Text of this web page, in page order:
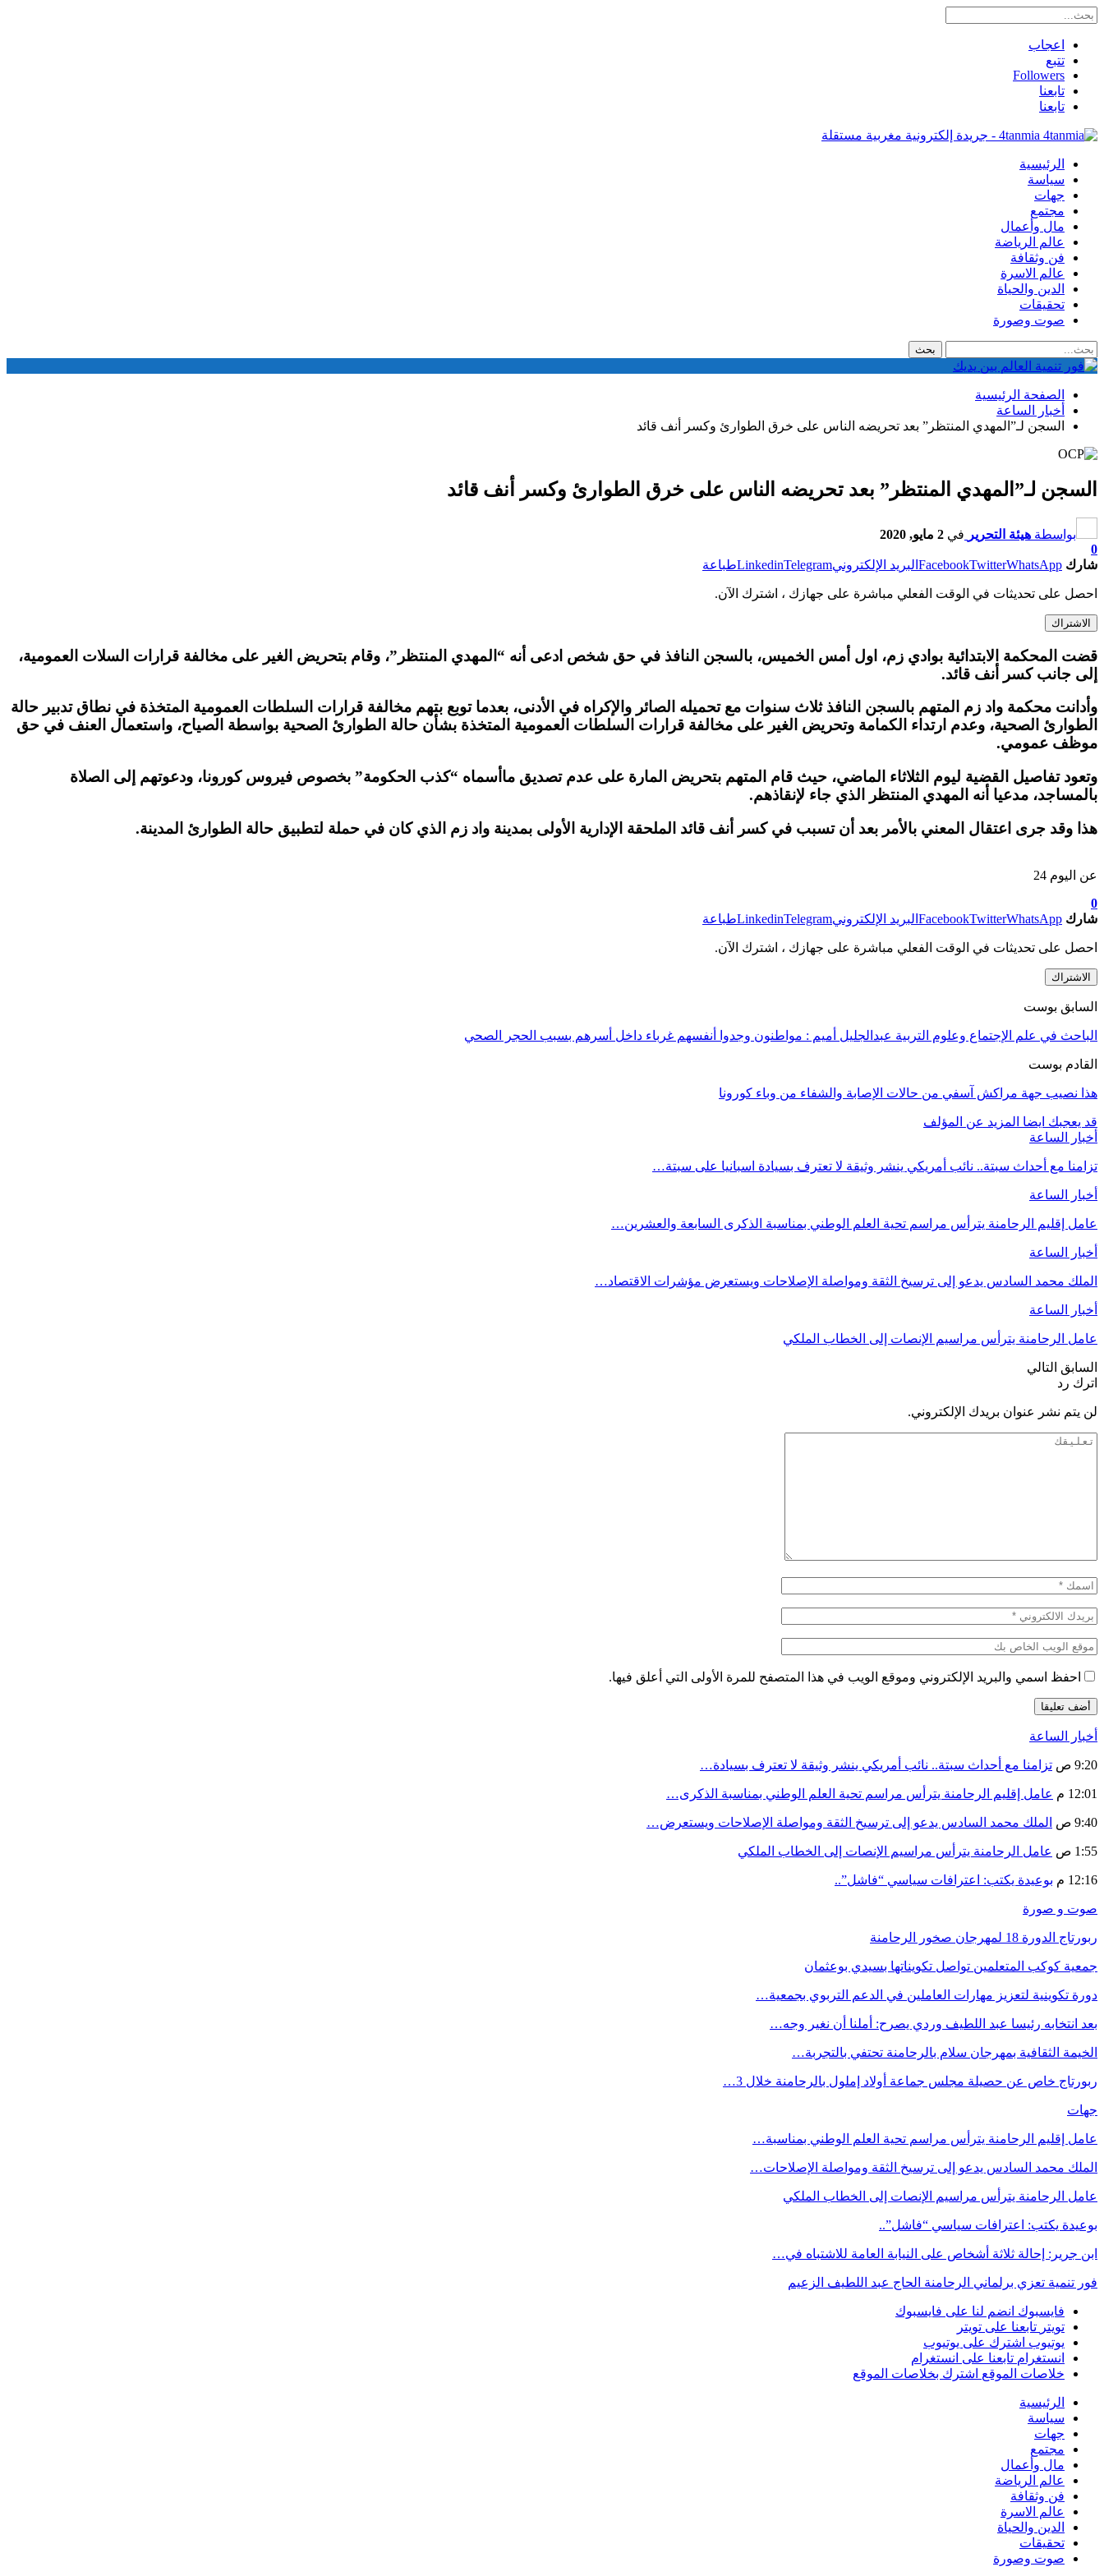
اعجاب
تتبع
Followers
تابعنا
تابعنا
4tanmia - جريدة إلكترونية مغربية مستقلة
الرئيسية
سياسة
جهات
مجتمع
مال وأعمال
عالم الرياضة
فن وثقافة
عالم الاسرة
الدين والحياة
تحقيقات
صوت وصورة
الصفحة الرئيسية
أخبار الساعة
السجن لـ”المهدي المنتظر” بعد تحريضه الناس على خرق الطوارئ وكسر أنف قائد
السجن لـ”المهدي المنتظر” بعد تحريضه الناس على خرق الطوارئ وكسر أنف قائد
بواسطة هيئة التحرير في 2 مايو, 2020
0
شارك
FacebookTwitterWhatsApp البريد الإلكتروني LinkedinTelegram طباعة
احصل على تحديثات في الوقت الفعلي مباشرة على جهازك ، اشترك الآن.
الاشتراك
قضت المحكمة الابتدائية بوادي زم، اول أمس الخميس، بالسجن النافذ في حق شخص ادعى أنه “المهدي المنتظر”، وقام بتحريض الغير على مخالفة قرارات السلات العمومية،
إلى جانب كسر أنف قائد.
وأدانت محكمة واد زم المتهم بالسجن النافذ ثلاث سنوات مع تحميله الصائر والإكراه في الأدنى، بعدما توبع بتهم مخالفة قرارات السلطات العمومية المتخذة في نطاق تدبير حالة
الطوارئ الصحية، وعدم ارتداء الكمامة وتحريض الغير على مخالفة قرارات السلطات العمومية المتخذة بشأن حالة الطوارئ الصحية بواسطة الصياح، واستعمال العنف في حق
موظف عمومي.
وتعود تفاصيل القضية ليوم الثلاثاء الماضي، حيث قام المتهم بتحريض المارة على عدم تصديق ماأسماه “كذب الحكومة” بخصوص فيروس كورونا، ودعوتهم إلى الصلاة
بالمساجد، مدعيا أنه المهدي المنتظر الذي جاء لإنقاذهم.
هذا وقد جرى اعتقال المعني بالأمر بعد أن تسبب في كسر أنف قائد الملحقة الإدارية الأولى بمدينة واد زم الذي كان في حملة لتطبيق حالة الطوارئ المدينة.
عن اليوم 24
0
شارك
FacebookTwitterWhatsApp البريد الإلكتروني LinkedinTelegram طباعة
احصل على تحديثات في الوقت الفعلي مباشرة على جهازك ، اشترك الآن.
الاشتراك
السابق بوست
الباحث في علم الإجتماع وعلوم التربية عبدالجليل أميم : مواطنون وجدوا أنفسهم غرباء داخل أسرهم بسبب الحجر الصحي
القادم بوست
هذا نصيب جهة مراكش آسفي من حالات الإصابة والشفاء من وباء كورونا
قد يعجبك ايضا المزيد عن المؤلف
أخبار الساعة
تزامنا مع أحداث سبتة.. نائب أمريكي ينشر وثيقة لا تعترف بسيادة اسبانيا على سبتة…
أخبار الساعة
عامل إقليم الرحامنة يترأس مراسم تحية العلم الوطني بمناسبة الذكرى السابعة والعشرين…
أخبار الساعة
الملك محمد السادس يدعو إلى ترسيخ الثقة ومواصلة الإصلاحات ويستعرض مؤشرات الاقتصاد…
أخبار الساعة
عامل الرحامنة يترأس مراسيم الإنصات إلى الخطاب الملكي
السابق التالي
اترك رد
لن يتم نشر عنوان بريدك الإلكتروني.
احفظ اسمي والبريد الإلكتروني وموقع الويب في هذا المتصفح للمرة الأولى التي أعلق فيها.
أخبار الساعة
9:20 ص تزامنا مع أحداث سبتة.. نائب أمريكي ينشر وثيقة لا تعترف بسيادة…
12:01 م عامل إقليم الرحامنة يترأس مراسم تحية العلم الوطني بمناسبة الذكرى…
9:40 ص الملك محمد السادس يدعو إلى ترسيخ الثقة ومواصلة الإصلاحات ويستعرض…
1:55 ص عامل الرحامنة يترأس مراسيم الإنصات إلى الخطاب الملكي
12:16 م بوعيدة يكتب: اعترافات سياسي “فاشل”..
صوت و صورة
ربورتاج الدورة 18 لمهرجان صخور الرحامنة
جمعية كوكب المتعلمين تواصل تكويناتها بسيدي بوعثمان
دورة تكوينية لتعزيز مهارات العاملين في الدعم التربوي بجمعية…
بعد انتخابه رئيسا عبد اللطيف وردي يصرح: أملنا أن نغير وجه…
الخيمة الثقافية بمهرجان سلام بالرحامنة تحتفي بالتجربة…
ربورتاج خاص عن حصيلة مجلس جماعة أولاد إملول بالرحامنة خلال 3…
جهات
عامل إقليم الرحامنة يترأس مراسم تحية العلم الوطني بمناسبة…
الملك محمد السادس يدعو إلى ترسيخ الثقة ومواصلة الإصلاحات…
عامل الرحامنة يترأس مراسيم الإنصات إلى الخطاب الملكي
بوعيدة يكتب: اعترافات سياسي “فاشل”..
ابن جرير: إحالة ثلاثة أشخاص على النيابة العامة للاشتباه في…
فور تنمية تعزي برلماني الرحامنة الحاج عبد اللطيف الزعيم
فايسبوك انضم لنا على فايسبوك
تويتر تابعنا على تويتر
يوتيوب اشترك على يوتيوب
انستغرام تابعنا على انستغرام
خلاصات الموقع اشترك بخلاصات الموقع
الرئيسية
سياسة
جهات
مجتمع
مال وأعمال
عالم الرياضة
فن وثقافة
عالم الاسرة
الدين والحياة
تحقيقات
صوت وصورة